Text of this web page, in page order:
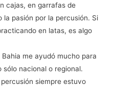
cajas, en garrafas de
pasión por la percusión. Si
en latas, es algo
me ayudó mucho para
nacional o regional.
siempre estuvo